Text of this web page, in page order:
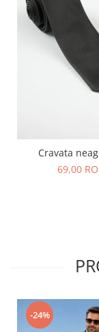
Cravata
69,00
-24%